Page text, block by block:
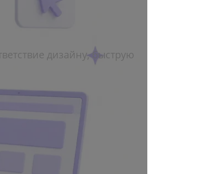
дизайну, быструю